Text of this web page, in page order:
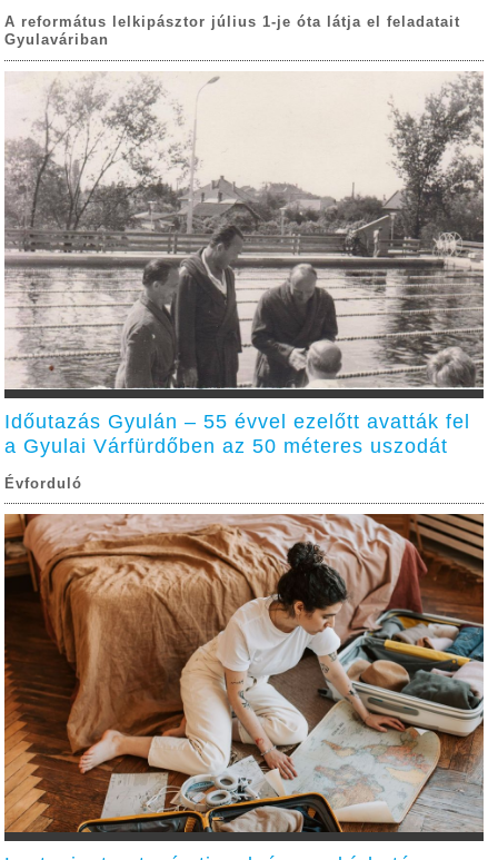
A református lelkipásztor július 1-je óta látja el feladatait
Gyulaváriban
Időutazás Gyulán – 55 évvel ezelőtt avatták fel
a Gyulai Várfürdőben az 50 méteres uszodát
Évforduló